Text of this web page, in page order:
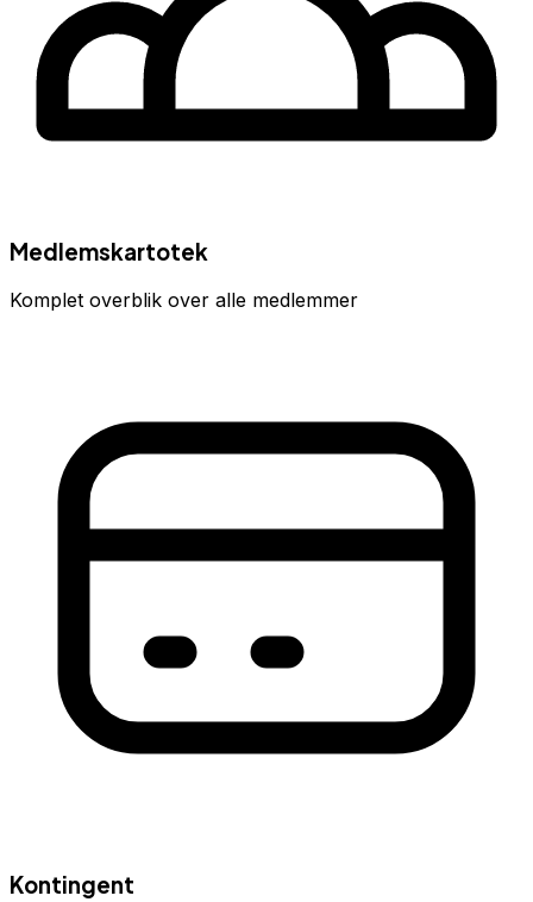
Medlemskartotek
Komplet overblik over alle medlemmer
Kontingent